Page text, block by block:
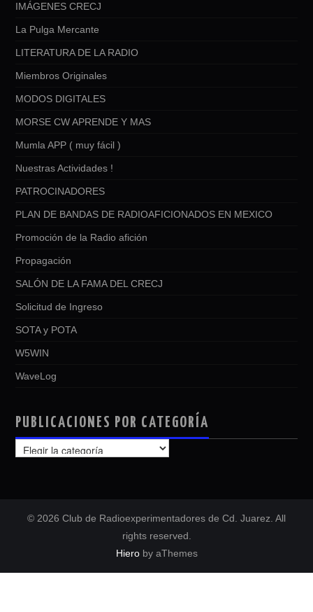
IMÁGENES CRECJ
La Pulga Mercante
LITERATURA DE LA RADIO
Miembros Originales
MODOS DIGITALES
MORSE CW APRENDE Y MAS
Mumla APP ( muy fácil )
Nuestras Actividades !
PATROCINADORES
PLAN DE BANDAS DE RADIOAFICIONADOS EN MEXICO
Promoción de la Radio afición
Propagación
SALÓN DE LA FAMA DEL CRECJ
Solicitud de Ingreso
SOTA y POTA
W5WIN
WaveLog
PUBLICACIONES POR CATEGORÍA
PUBLICACIONES
POR
© 2026 Club de Radioexperimentadores de Cd. Juarez. All
rights reserved.
Hieroby aThemes